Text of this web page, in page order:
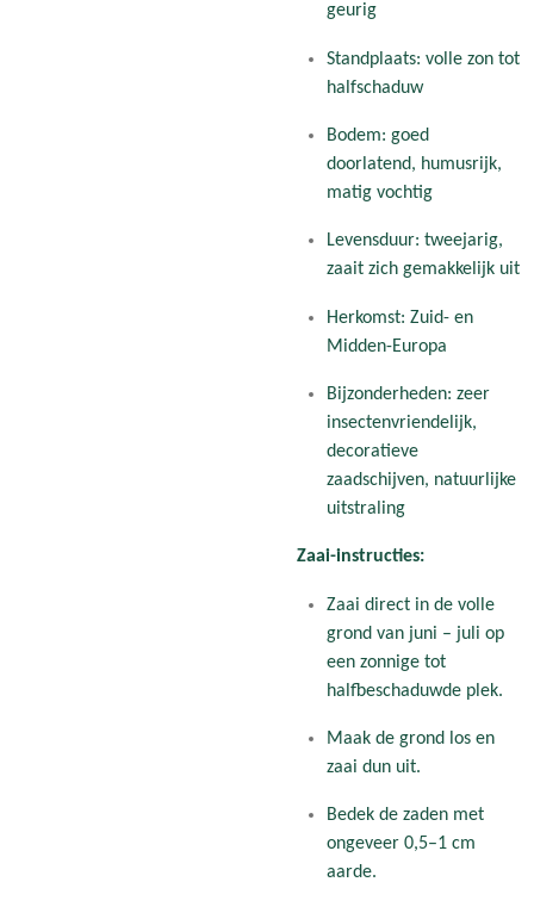
geurig
Standplaats: volle zon tot
halfschaduw
Bodem: goed
doorlatend, humusrijk,
matig vochtig
Levensduur: tweejarig,
zaait zich gemakkelijk uit
Herkomst: Zuid- en
Midden-Europa
Bijzonderheden: zeer
insectenvriendelijk,
decoratieve
zaadschijven, natuurlijke
uitstraling
Zaai-instructies:
Zaai direct in de volle
grond van juni – juli op
een zonnige tot
halfbeschaduwde plek.
Maak de grond los en
zaai dun uit.
Bedek de zaden met
ongeveer 0,5–1 cm
aarde.